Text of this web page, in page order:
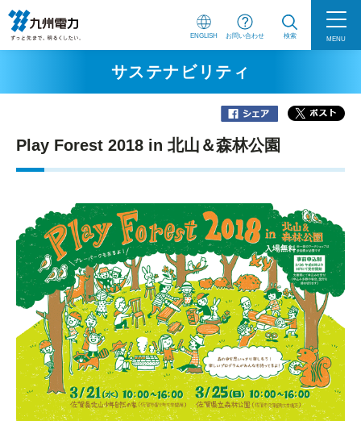
ENGLISH お問い合わせ 検索 MENU
サステナビリティ
Play Forest 2018 in 北山＆森林公園